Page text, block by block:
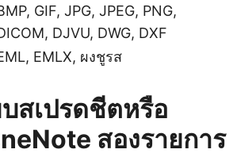
GIF, JPG, JPEG, PNG,
DJVU, DWG, DXF
EMLX, ผงชูรส
บสเปรดชีตหรือ
สองรายการ